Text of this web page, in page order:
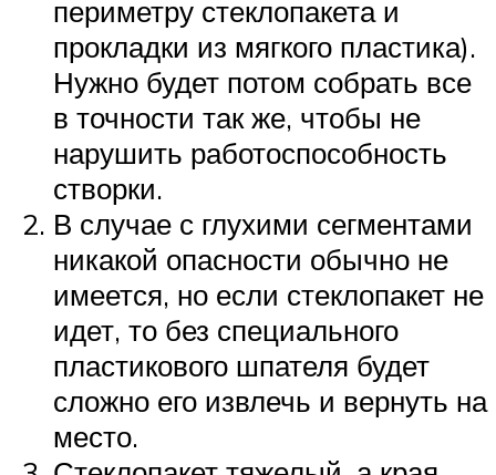
периметру стеклопакета и
прокладки из мягкого пластика).
Нужно будет потом собрать все
в точности так же, чтобы не
нарушить работоспособность
створки.
В случае с глухими сегментами
никакой опасности обычно не
имеется, но если стеклопакет не
идет, то без специального
пластикового шпателя будет
сложно его извлечь и вернуть на
место.